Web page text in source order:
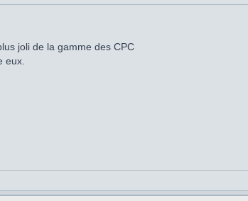
joli de la gamme des CPC
eux.